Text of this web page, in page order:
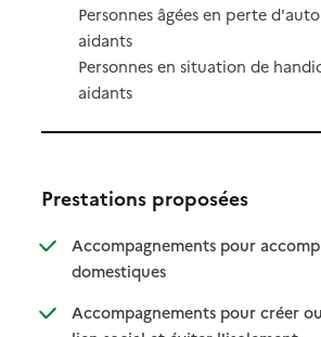
Personnes âgées en perte
aidants
Personnes en situation de
aidants
Prestations proposées
Accompagnements pour
domestiques: disponible
: non disponible
Accompagnements pour créer